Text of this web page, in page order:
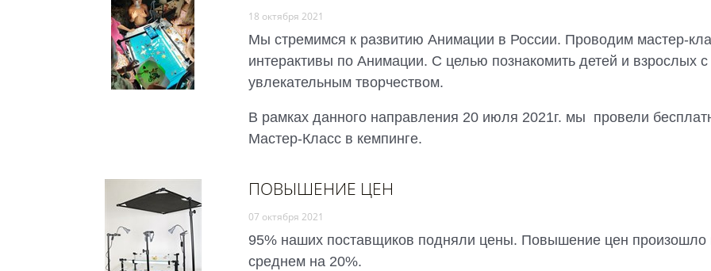
18 октября 2021
Мы стремимся к развитию Анимации в России. Проводим мастер-
интерактивы по Анимации. С целью познакомить детей и взрослых с
увлекательным творчеством.
В рамках данного направления 20 июля 2021г. мы провели
Мастер-Класс в кемпинге.
ПОВЫШЕНИЕ ЦЕН
07 октября 2021
95% наших поставщиков подняли цены. Повышение цен произошло
среднем на 20%.